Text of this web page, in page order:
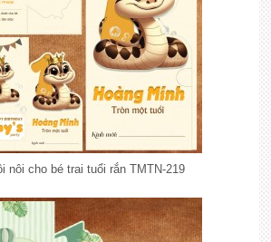
nôi cho bé trai tuổi rắn TMTN-219